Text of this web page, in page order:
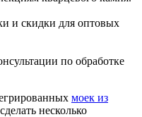
и скидки для оптовых
по обработке
моек из
несколько